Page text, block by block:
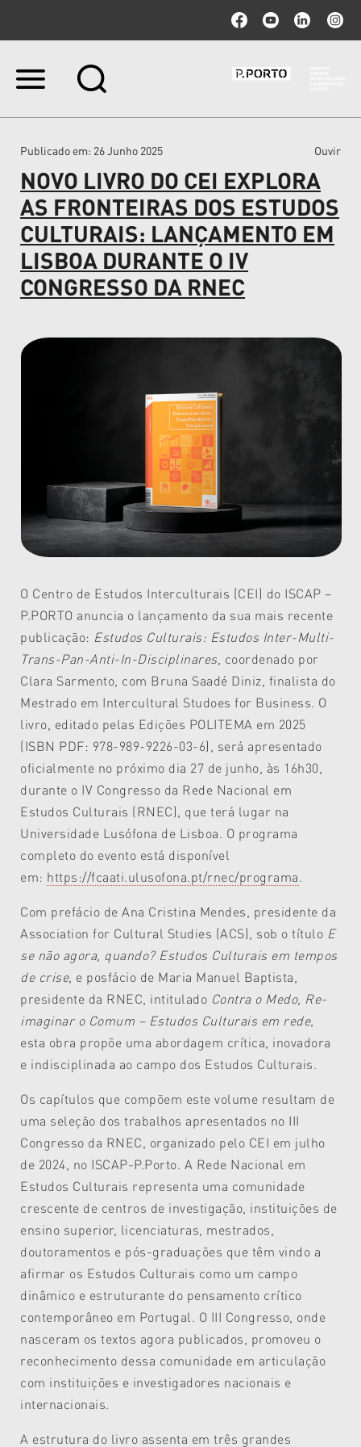
Ir
Ir
navegação
Publicado em: 26 Junho 2025 Ouvir
NOVO LIVRO DO CEI EXPLORA
AS FRONTEIRAS DOS ESTUDOS
CULTURAIS: LANÇAMENTO EM
LISBOA DURANTE O IV
CONGRESSO DA RNEC
O Centro de Estudos Interculturais (CEI) do ISCAP –
P.PORTO anuncia o lançamento da sua mais recente
publicação: Estudos Culturais: Estudos Inter-Multi-
Trans-Pan-Anti-In-Disciplinares, coordenado por
Clara Sarmento, com Bruna Saadé Diniz, finalista do
Mestrado em Intercultural Studoes for Business. O
livro, editado pelas Edições POLITEMA em 2025
(ISBN PDF: 978-989-9226-03-6), será apresentado
oficialmente no próximo dia 27 de junho, às 16h30,
durante o IV Congresso da Rede Nacional em
Estudos Culturais (RNEC), que terá lugar na
Universidade Lusófona de Lisboa. O programa
completo do evento está disponível
em: https://fcaati.ulusofona.pt/rnec/programa.
Com prefácio de Ana Cristina Mendes, presidente da
Association for Cultural Studies (ACS), sob o título E
se não agora, quando? Estudos Culturais em tempos
de crise, e posfácio de Maria Manuel Baptista,
presidente da RNEC, intitulado Contra o Medo, Re-
imaginar o Comum – Estudos Culturais em rede,
esta obra propõe uma abordagem crítica, inovadora
e indisciplinada ao campo dos Estudos Culturais.
Os capítulos que compõem este volume resultam de
uma seleção dos trabalhos apresentados no III
Congresso da RNEC, organizado pelo CEI em julho
de 2024, no ISCAP-P.Porto. A Rede Nacional em
Estudos Culturais representa uma comunidade
crescente de centros de investigação, instituições de
ensino superior, licenciaturas, mestrados,
doutoramentos e pós-graduações que têm vindo a
afirmar os Estudos Culturais como um campo
dinâmico e estruturante do pensamento crítico
contemporâneo em Portugal. O III Congresso, onde
nasceram os textos agora publicados, promoveu o
reconhecimento dessa comunidade em articulação
com instituições e investigadores nacionais e
internacionais.
A estrutura do livro assenta em três grandes